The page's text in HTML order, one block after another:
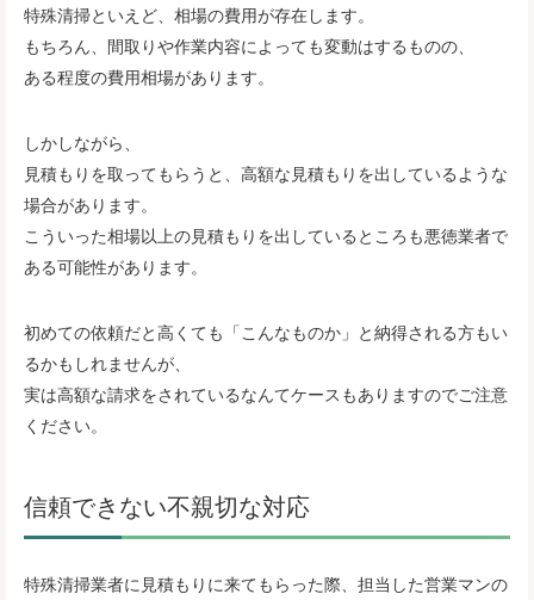
特殊清掃といえど、相場の費用が存在します。
もちろん、間取りや作業内容によっても変動はするものの、
ある程度の費用相場があります。
しかしながら、
見積もりを取ってもらうと、高額な見積もりを出しているような
場合があります。
こういった相場以上の見積もりを出しているところも悪徳業者で
ある可能性があります。
初めての依頼だと高くても「こんなものか」と納得される方もい
るかもしれませんが、
実は高額な請求をされているなんてケースもありますのでご注意
ください。
信頼できない不親切な対応
特殊清掃業者に見積もりに来てもらった際、担当した営業マンの